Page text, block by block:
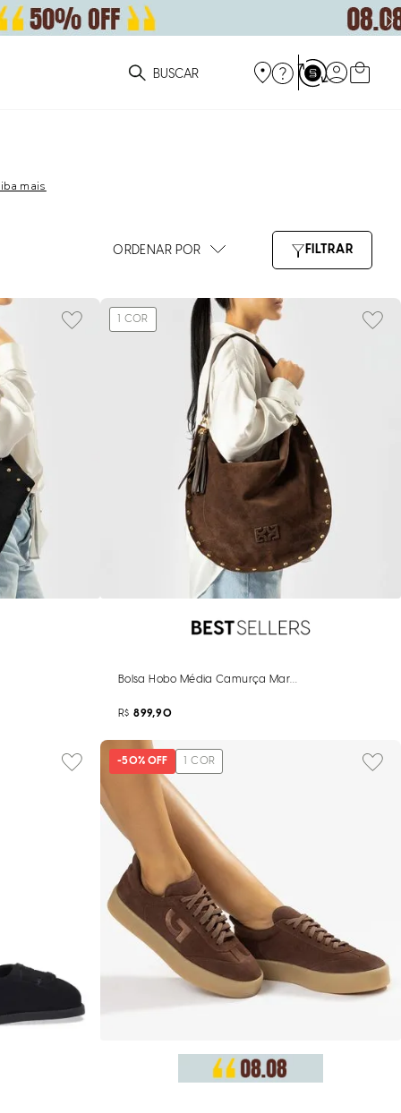
você está procurando?
mais
1 COR
Bolsa Hobo Média Camurça Marrom Tachas
R$ 899,90
-50% OFF 1 COR